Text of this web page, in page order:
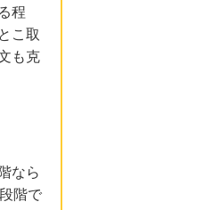
程
こ取
も克
なら
階で